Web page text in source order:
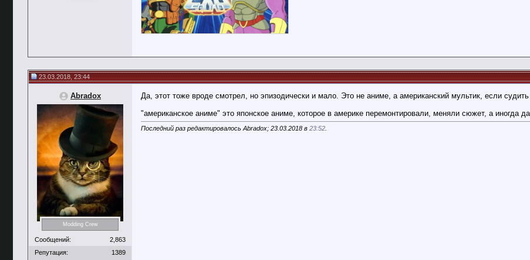
23.03.2018, 23:44
Abradox
Modding Crew
Сообщений:
2,863
Репутация:
1389
Да, этот тоже вроде смотрел, но эпизодически и мало. Это не аниме, а американский мультик, если судить
"американское аниме" это японское аниме, которое в америке перемонтировали, меняли сюжет, а иногда
Последний раз редактировалось Abradox; 23.03.2018 в 23:52